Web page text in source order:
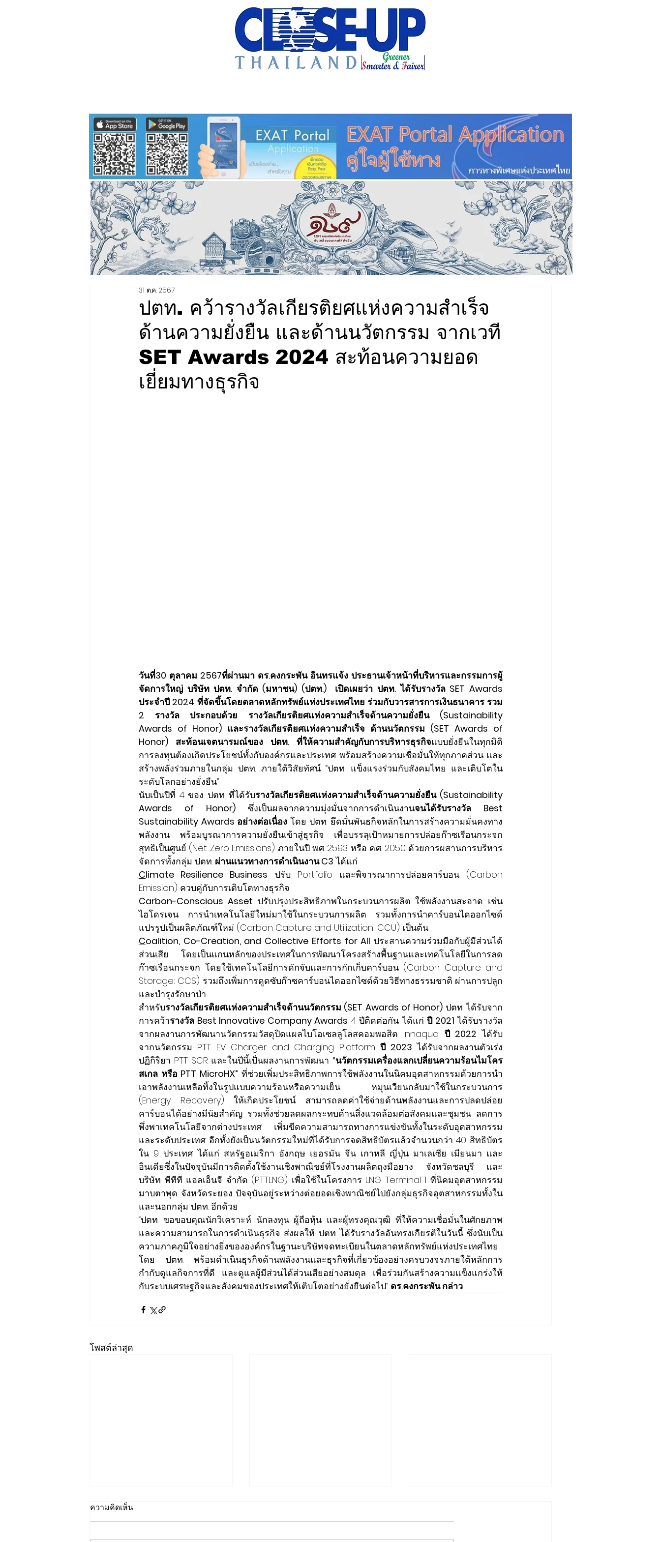
ปตท. คว้ารางวัลเกียรติยศแห่งความสำเร็จ
ด้านความยั่งยืน และด้านนวัตกรรม จากเวที
SET Awards 2024 สะท้อนความยอด
เยี่ยมทางธุรกิจ
31 ต.ค. 2567
วันที่30 ตุลาคม 2567ที่ผ่านมา ดร.คงกระพัน อินทรแจ้ง ประธานเจ้าหน้าที่บริหารและกรรมการผู้
จัดการใหญ่ บริษัท ปตท. จำกัด (มหาชน) (ปตท.)  เปิดเผยว่า ปตท. ได้รับรางวัล SET Awards
ประจำปี 2024 ที่จัดขึ้นโดยตลาดหลักทรัพย์แห่งประเทศไทย ร่วมกับวารสารการเงินธนาคาร รวม
2 รางวัล ประกอบด้วย รางวัลเกียรติยศแห่งความสำเร็จด้านความยั่งยืน (Sustainability
Awards of Honor) และรางวัลเกียรติยศแห่งความสำเร็จ ด้านนวัตกรรม (SET Awards of
Honor) สะท้อนเจตนารมณ์ของ ปตท. ที่ให้ความสำคัญกับการบริหารธุรกิจแบบยั่งยืนในทุกมิติ
การลงทุนต้องเกิดประโยชน์ทั้งกับองค์กรและประเทศ พร้อมสร้างความเชื่อมั่นให้ทุกภาคส่วน และ
สร้างพลังร่วมภายในกลุ่ม ปตท. ภายใต้วิสัยทัศน์ “ปตท. แข็งแรงร่วมกับสังคมไทย และเติบโตใน
ระดับโลกอย่างยั่งยืน”
นับเป็นปีที่ 4 ของ ปตท. ที่ได้รับรางวัลเกียรติยศแห่งความสำเร็จด้านความยั่งยืน (Sustainability
Awards of Honor) ซึ่งเป็นผลจากความมุ่งมั่นจากการดำเนินงานจนได้รับรางวัล Best
Sustainability Awards อย่างต่อเนื่อง โดย ปตท. ยึดมั่นพันธกิจหลักในการสร้างความมั่นคงทาง
พลังงาน พร้อมบูรณาการความยั่งยืนเข้าสู่ธุรกิจ เพื่อบรรลุเป้าหมายการปล่อยก๊าซเรือนกระจก
สุทธิเป็นศูนย์ (Net Zero Emissions) ภายในปี พ.ศ. 2593 หรือ ค.ศ. 2050 ด้วยการผสานการบริหาร
จัดการทั้งกลุ่ม ปตท. ผ่านแนวทางการดำเนินงาน C3 ได้แก่
Climate Resilience Business ปรับ Portfolio และพิจารณาการปล่อยคาร์บอน (Carbon
Emission) ควบคู่กับการเติบโตทางธุรกิจ
Carbon-Conscious Asset ปรับปรุงประสิทธิภาพในกระบวนการผลิต ใช้พลังงานสะอาด เช่น
ไฮโดรเจน การนำเทคโนโลยีใหม่มาใช้ในกระบวนการผลิต รวมทั้งการนำคาร์บอนไดออกไซด์
แปรรูปเป็นผลิตภัณฑ์ใหม่ (Carbon Capture and Utilization: CCU) เป็นต้น
Coalition, Co-Creation, and Collective Efforts for All ประสานความร่วมมือกับผู้มีส่วนได้
ส่วนเสีย โดยเป็นแกนหลักของประเทศในการพัฒนาโครงสร้างพื้นฐานและเทคโนโลยีในการลด
ก๊าซเรือนกระจก โดยใช้เทคโนโลยีการดักจับและการกักเก็บคาร์บอน (Carbon Capture and
Storage: CCS) รวมถึงเพิ่มการดูดซับก๊าซคาร์บอนไดออกไซด์ด้วยวิธีทางธรรมชาติ ผ่านการปลูก
และบำรุงรักษาป่า
สำหรับรางวัลเกียรติยศแห่งความสำเร็จด้านนวัตกรรม (SET Awards of Honor) ปตท. ได้รับจาก
การคว้ารางวัล Best Innovative Company Awards 4 ปีติดต่อกัน ได้แก่ ปี 2021 ได้รับรางวัล
จากผลงานการพัฒนานวัตกรรมวัสดุปิดแผลไบโอเซลลูโลสคอมพอสิต Innaqua ปี 2022 ได้รับ
จากนวัตกรรม PTT EV Charger and Charging Platform ปี 2023 ได้รับจากผลงานตัวเร่ง
ปฏิกิริยา PTT SCR และในปีนี้เป็นผลงานการพัฒนา “นวัตกรรมเครื่องแลกเปลี่ยนความร้อนไมโคร
สเกล หรือ PTT MicroHX” ที่ช่วยเพิ่มประสิทธิภาพการใช้พลังงานในนิคมอุตสาหกรรมด้วยการนำ
เอาพลังงานเหลือทิ้งในรูปแบบความร้อนหรือความเย็น หมุนเวียนกลับมาใช้ในกระบวนการ
(Energy Recovery) ให้เกิดประโยชน์ สามารถลดค่าใช้จ่ายด้านพลังงานและการปลดปล่อย
คาร์บอนได้อย่างมีนัยสำคัญ รวมทั้งช่วยลดผลกระทบด้านสิ่งแวดล้อมต่อสังคมและชุมชน ลดการ
พึ่งพาเทคโนโลยีจากต่างประเทศ เพิ่มขีดความสามารถทางการแข่งขันทั้งในระดับอุตสาหกรรม
และระดับประเทศ อีกทั้งยังเป็นนวัตกรรมใหม่ที่ได้รับการจดสิทธิบัตรแล้วจำนวนกว่า 40 สิทธิบัตร
ใน 9 ประเทศ ได้แก่ สหรัฐอเมริกา อังกฤษ เยอรมัน จีน เกาหลี ญี่ปุ่น มาเลเซีย เมียนมา และ
อินเดียซึ่งในปัจจุบันมีการติดตั้งใช้งานเชิงพาณิชย์ที่โรงงานผลิตถุงมือยาง จังหวัดชลบุรี และ
บริษัท พีทีที แอลเอ็นจี จำกัด (PTTLNG) เพื่อใช้ในโครงการ LNG Terminal 1 ที่นิคมอุตสาหกรรม
มาบตาพุด จังหวัดระยอง ปัจจุบันอยู่ระหว่างต่อยอดเชิงพาณิชย์ไปยังกลุ่มธุรกิจอุตสาหกรรมทั้งใน
และนอกกลุ่ม ปตท. อีกด้วย
“ปตท. ขอขอบคุณนักวิเคราะห์ นักลงทุน ผู้ถือหุ้น และผู้ทรงคุณวุฒิ ที่ให้ความเชื่อมั่นในศักยภาพ
และความสามารถในการดำเนินธุรกิจ ส่งผลให้ ปตท. ได้รับรางวัลอันทรงเกียรติในวันนี้ ซึ่งนับเป็น
ความภาคภูมิใจอย่างยิ่งขององค์กรในฐานะบริษัทจดทะเบียนในตลาดหลักทรัพย์แห่งประเทศไทย
โดย ปตท. พร้อมดำเนินธุรกิจด้านพลังงานและธุรกิจที่เกี่ยวข้องอย่างครบวงจรภายใต้หลักการ
กำกับดูแลกิจการที่ดี และดูแลผู้มีส่วนได้ส่วนเสียอย่างสมดุล เพื่อร่วมกันสร้างความแข็งแกร่งให้
กับระบบเศรษฐกิจและสังคมของประเทศให้เติบโตอย่างยั่งยืนต่อไป” ดร.คงกระพัน กล่าว
โพสต์ล่าสุด
ความคิดเห็น